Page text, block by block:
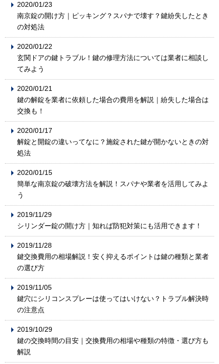
2020/01/23
南京錠の開け方｜ピッキング？スパナで壊す？鍵紛失したとき
の対処法
2020/01/22
玄関ドアの鍵トラブル！鍵の修理方法については業者に相談し
てみよう
2020/01/21
鍵の解錠を業者に依頼した場合の費用を解説｜紛失した場合は
交換も！
2020/01/17
解錠と開錠の違いってなに？施錠された鍵が開かないときの対
処法
2020/01/15
簡単な南京錠の破壊方法を解説！スパナや業者を活用してみよ
う
2019/11/29
シリンダー錠の開け方｜知れば防犯対策にも活用できます！
2019/11/28
鍵交換費用の相場解説！安く抑えるポイントは鍵の種類と業者
の選び方
2019/11/05
鍵穴にシリコンスプレーは使ってはいけない？トラブル解決時
の注意点
2019/10/29
鍵の交換時間の目安｜交換費用の相場や種類の特徴・選び方も
解説